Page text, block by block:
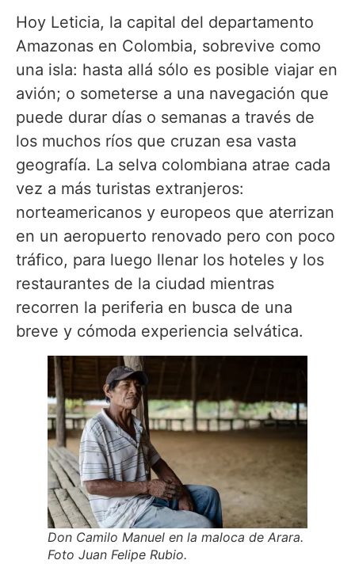
Hoy Leticia, la capital del departamento
Amazonas en Colombia, sobrevive como
una isla: hasta allá sólo es posible viajar en
avión; o someterse a una navegación que
puede durar días o semanas a través de
los muchos ríos que cruzan esa vasta
geografía. La selva colombiana atrae cada
vez a más turistas extranjeros:
norteamericanos y europeos que aterrizan
en un aeropuerto renovado pero con poco
tráfico, para luego llenar los hoteles y los
restaurantes de la ciudad mientras
recorren la periferia en busca de una
breve y cómoda experiencia selvática.
Don Camilo Manuel en la maloca de Arara.
Foto Juan Felipe Rubio.